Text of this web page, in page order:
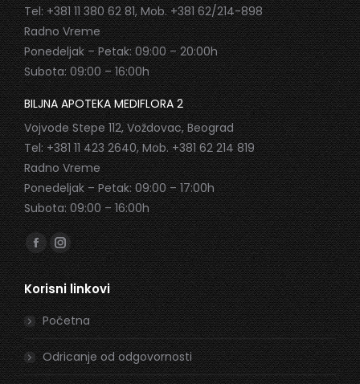
Tel: +381 11 380 62 81, Mob. +381 62/214-898
Radno Vreme
Ponedeljak – Petak: 09:00 – 20:00h
Subota: 09:00 – 16:00h
BILJNA APOTEKA MEDIFLORA 2
Vojvode Stepe 112, Voždovac, Beograd
Tel: +381 11 423 2640, Mob. +381 62 214 819
Radno Vreme
Ponedeljak – Petak: 09:00 – 17:00h
Subota: 09:00 – 16:00h
Find us on:
Facebook
page
opens
in
new
window
Instagram
page
opens
in
new
window
Korisni linkovi
Početna
Odricanje od odgovornosti